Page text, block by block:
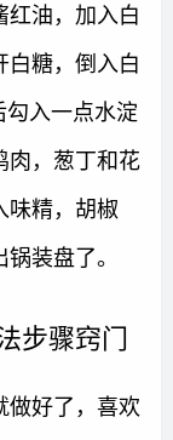
红油，加入白
白糖，倒入白
入一点水淀
肉，葱丁和花
味精，胡椒
装盘了。
步骤窍门
做好了，喜欢